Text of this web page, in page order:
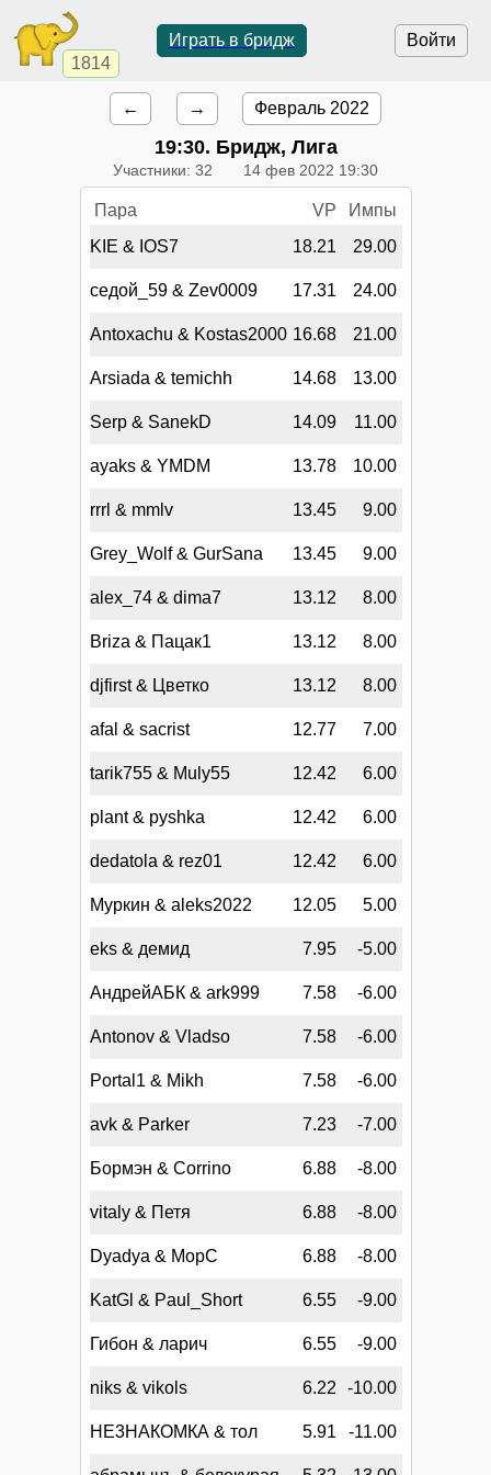
1814
Войти
Играть в бридж
← → Февраль 2022
19:30. Бридж, Лига
Участники: 32 14 фев 2022 19:30
Пара VP
Импы
KIE & IOS7
18.21 29.00
седой_59 & Zev0009 17.31 24.00
Antoxachu & Kostas2000 16.68 21.00
Arsiada & temichh 14.68 13.00
Serp & SanekD 14.09 11.00
ayaks & YMDM 13.78 10.00
rrrl & mmlv 13.45 9.00
Grey_Wolf & GurSana 13.45 9.00
alex_74 & dima7 13.12 8.00
Briza & Пацак1 13.12 8.00
djfirst & Цветко 13.12 8.00
afal & sacrist 12.77 7.00
tarik755 & Muly55 12.42 6.00
plant & pyshka 12.42 6.00
dedatola & rez01 12.42 6.00
Муркин & aleks2022 12.05 5.00
eks & демид 7.95 -5.00
АндрейАБК & ark999 7.58 -6.00
Antonov & Vladso 7.58 -6.00
Portal1 & Mikh 7.58 -6.00
avk & Parker 7.23 -7.00
Бормэн & Corrino 6.88 -8.00
vitaly & Петя 6.88 -8.00
Dyadya & MopC 6.88 -8.00
KatGl & Paul_Short 6.55 -9.00
Гибон & ларич 6.55 -9.00
niks & vikols 6.22 -10.00
НЕ3НАКОМКА & тол 5.91 -11.00